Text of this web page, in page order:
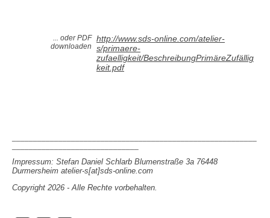
... oder PDF
downloaden
http://www.sds-online.com/atelier-
s/primaere-
zufaelligkeit/BeschreibungPrimäreZufällig
keit.pdf
Impressum: Stefan Daniel Schlarb Blumenstraße 3a 76448
Durmersheim atelier-s[at]sds-online.com
Copyright 2026 - Alle Rechte vorbehalten.